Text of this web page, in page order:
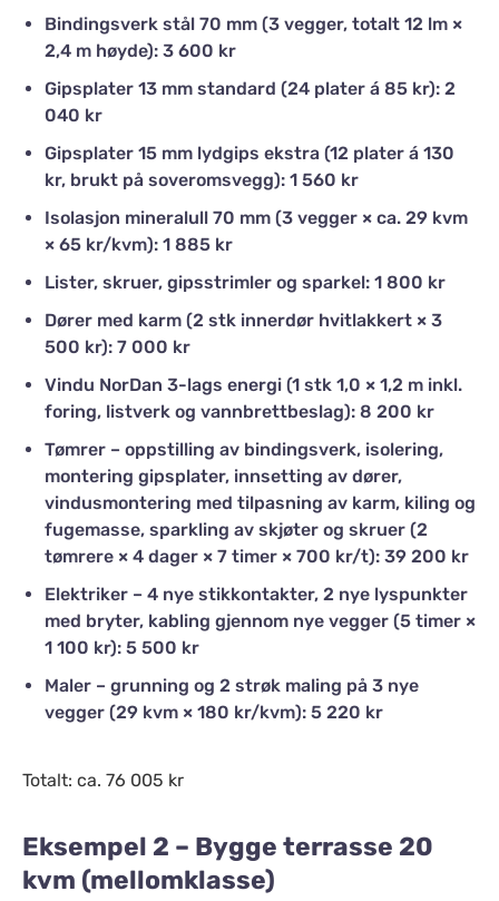
Bindingsverk stål 70 mm (3 vegger, totalt 12 lm ×
2,4 m høyde): 3 600 kr
Gipsplater 13 mm standard (24 plater á 85 kr): 2
040 kr
Gipsplater 15 mm lydgips ekstra (12 plater á 130
kr, brukt på soveromsvegg): 1 560 kr
Isolasjon mineralull 70 mm (3 vegger × ca. 29 kvm
× 65 kr/kvm): 1 885 kr
Lister, skruer, gipsstrimler og sparkel: 1 800 kr
Dører med karm (2 stk innerdør hvitlakkert × 3
500 kr): 7 000 kr
Vindu NorDan 3-lags energi (1 stk 1,0 × 1,2 m inkl.
foring, listverk og vannbrettbeslag): 8 200 kr
Tømrer – oppstilling av bindingsverk, isolering,
montering gipsplater, innsetting av dører,
vindusmontering med tilpasning av karm, kiling og
fugemasse, sparkling av skjøter og skruer (2
tømrere × 4 dager × 7 timer × 700 kr/t): 39 200 kr
Elektriker – 4 nye stikkontakter, 2 nye lyspunkter
med bryter, kabling gjennom nye vegger (5 timer ×
1 100 kr): 5 500 kr
Maler – grunning og 2 strøk maling på 3 nye
vegger (29 kvm × 180 kr/kvm): 5 220 kr
Totalt: ca. 76 005 kr
Eksempel 2 – Bygge terrasse 20
kvm (mellomklasse)